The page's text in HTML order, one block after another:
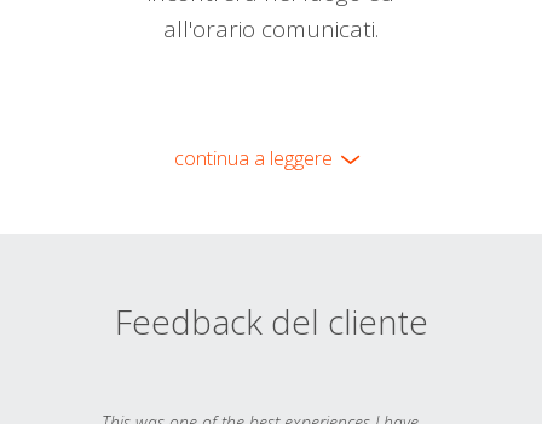
all'orario comunicati.
continua a leggere
Feedback del cliente